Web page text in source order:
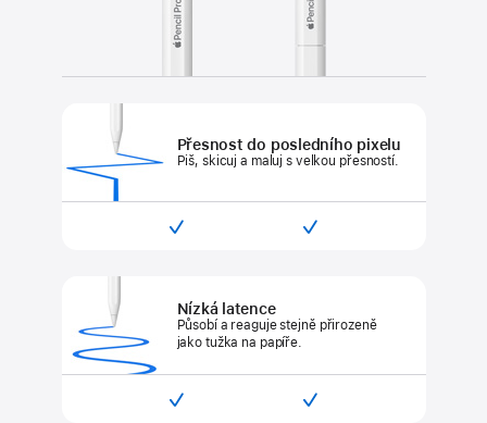
Přesnost do posledního pixelu
Piš, skicuj a maluj s velkou přesností.
Kompatibilní

Kompatibilní

Nízká latence
Působí a reaguje stejně přirozeně
jako tužka na papíře.
Kompatibilní

Kompatibilní
